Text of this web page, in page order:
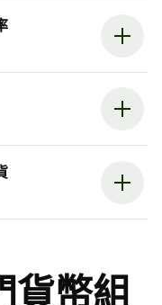
貨幣組